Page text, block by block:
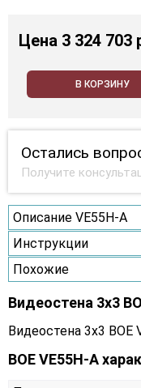
Цена 3 324 703
В КОРЗИНУ
Остались
Получите
Описание VE55H-A
Инструкции
Похожие
Видеостена 3x3
Видеостена 3x3 BOE
BOE VE55H-A